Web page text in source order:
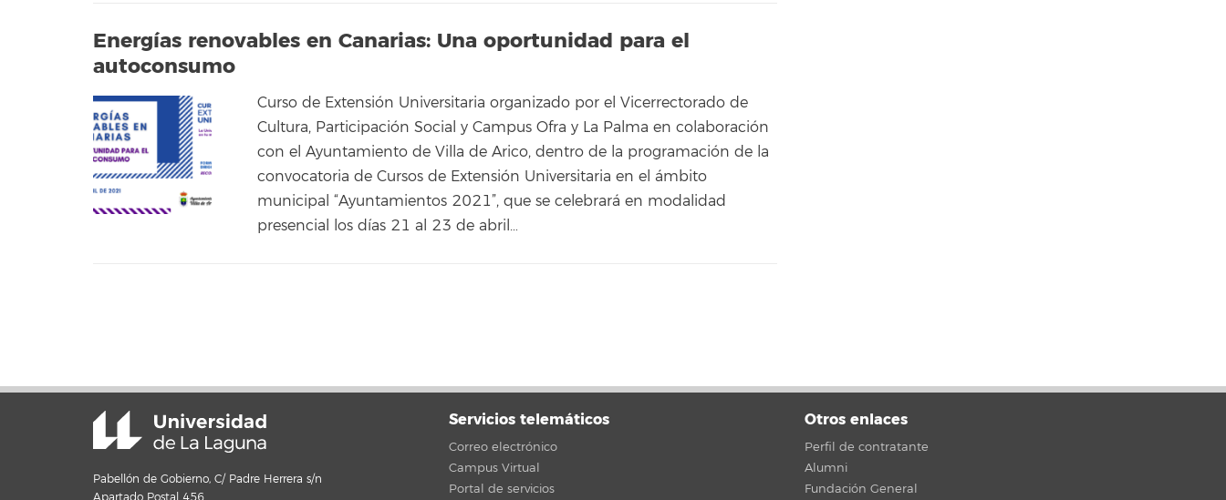
Energías renovables en Canarias: Una oportunidad para el
autoconsumo
Curso de Extensión Universitaria organizado por el Vicerrectorado de
Cultura, Participación Social y Campus Ofra y La Palma en colaboración
con el Ayuntamiento de Villa de Arico, dentro de la programación de la
convocatoria de Cursos de Extensión Universitaria en el ámbito
municipal “Ayuntamientos 2021”, que se celebrará en modalidad
presencial los días 21 al 23 de abril…
Pabellón de Gobierno, C/ Padre Herrera s/n
Servicios telemáticos
Correo electrónico
Campus Virtual
Portal de servicios
Otros enlaces
Perfil de contratante
Alumni
Fundación General